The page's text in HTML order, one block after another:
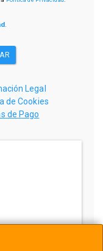
Legal
de Cookies
de Pago